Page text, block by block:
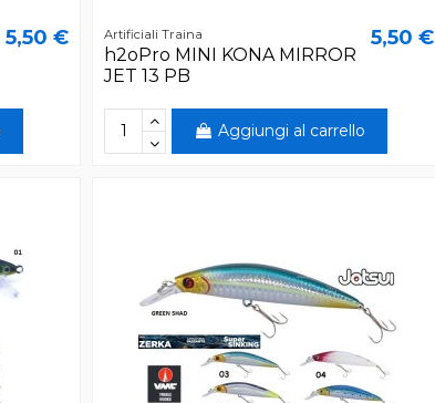
5,50 € Artificiali Traina
h2oPro MINI KONA MIRROR
JET 13 PB
5,50 €
Aggiungi al carrello